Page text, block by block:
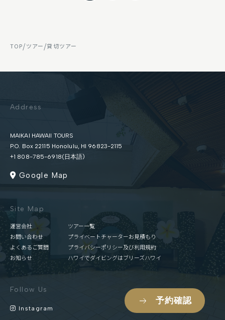
TOP/ツアー/貸切ツアー
Address
MAIKAI HAWAII TOURS
P.O. Box 22115 Honolulu, HI 96823-2115
+1 808-785-6918(日本語)
Google Map
Site Map
ツアー一覧
プライベートチャーターお見積もり
プライバシーポリシー及び利用規約
ハワイでダイビングはブリーズハワイ
お問い合わせ
よくあるご質問
お知らせ
運営会社
Follow Us
Instagram
予約確認